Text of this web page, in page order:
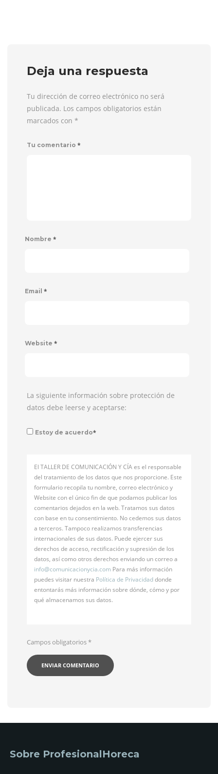
Deja una respuesta
Tu dirección de correo electrónico no será
publicada. Los campos obligatorios están
marcados con *
Tu comentario *
Nombre *
Email *
Website *
La siguiente información sobre protección de
datos debe leerse y aceptarse:
Estoy de acuerdo*
El TALLER DE COMUNICACIÓN Y CÍA es el responsable
del tratamiento de los datos que nos proporcione. Este
formulario recopila tu nombre, correo electrónico y
Website con el único fin de que podamos publicar los
comentarios dejados en la web. Tratamos sus datos
con base en tu consentimiento. No cedemos sus datos
a terceros. Tampoco realizamos transferencias
internacionales de sus datos. Puede ejercer sus
derechos de acceso, rectificación y supresión de los
datos, así como otros derechos enviando un correo a
info@comunicacionycia.com Para más información
puedes visitar nuestra Política de Privacidaddonde
entontarás más información sobre dónde, cómo y por
qué almacenamos sus datos.
Campos obligatorios*
Sobre ProfesionalHoreca